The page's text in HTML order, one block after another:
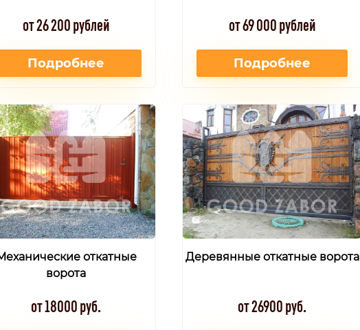
от 26 200 рублей
Подробнее
от 69 000 рублей
Подробнее
откатные
ворота
от 18000 руб.
Деревянные откатные ворота
от 26900 руб.